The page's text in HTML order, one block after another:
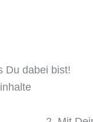
Du dabei bist!